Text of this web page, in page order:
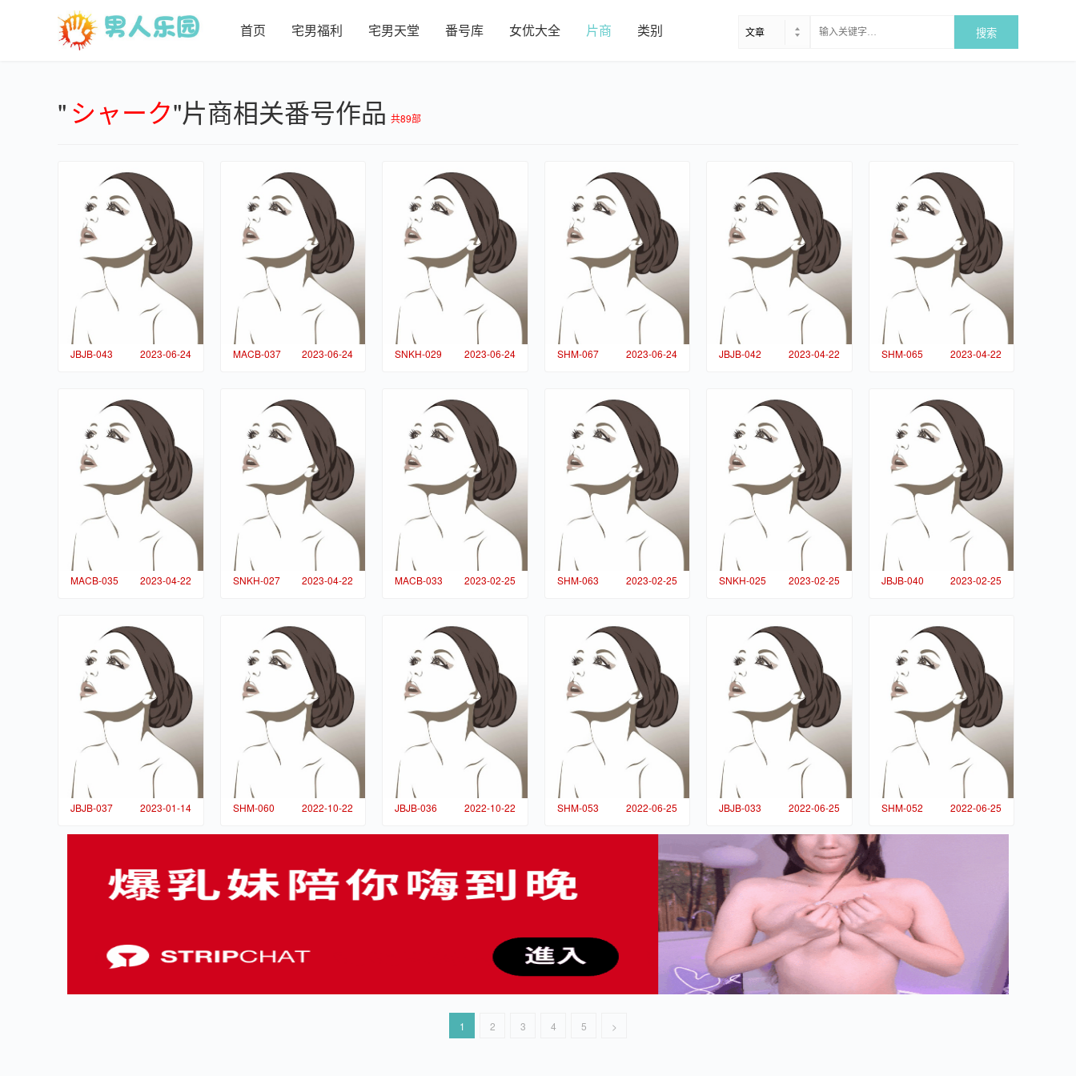
首页 宅男福利 宅男天堂 番号库 女优大全 片商 类别
"シャーク"片商相关番号作品 共89部
JBJB-043 2023-06-24 MACB-037 2023-06-24 SNKH-029 2023-06-24 SHM-067 2023-06-24 JBJB-042 2023-04-22 SHM-065 2023-04-22
MACB-035 2023-04-22 SNKH-027 2023-04-22 MACB-033 2023-02-25 SHM-063 2023-02-25 SNKH-025 2023-02-25 JBJB-040 2023-02-25
JBJB-037 2023-01-14 SHM-060 2022-10-22 JBJB-036 2022-10-22 SHM-053 2022-06-25 JBJB-033 2022-06-25 SHM-052 2022-06-25
1 2 3 4 5 >